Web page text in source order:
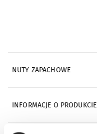
NUTY ZAPACHOWE
INFORMACJE O PRODUKCIE